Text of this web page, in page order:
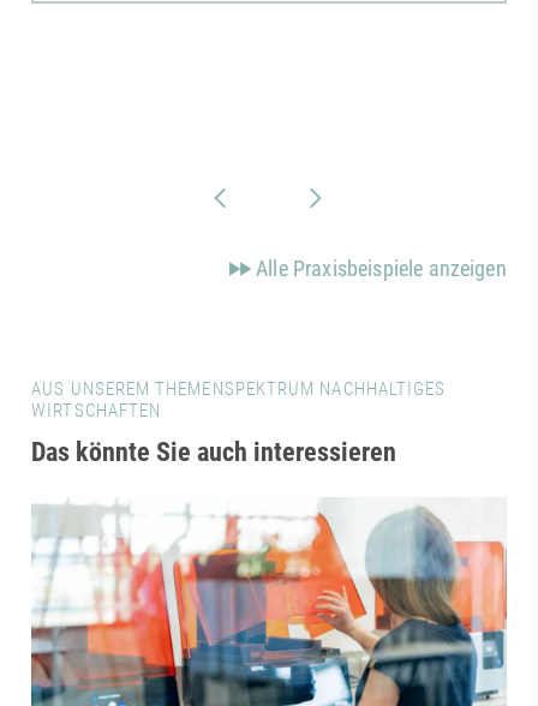
Alle Praxisbeispiele anzeigen
AUS UNSEREM THEMENSPEKTRUM NACHHALTIGES
WIRTSCHAFTEN
Das könnte Sie auch interessieren